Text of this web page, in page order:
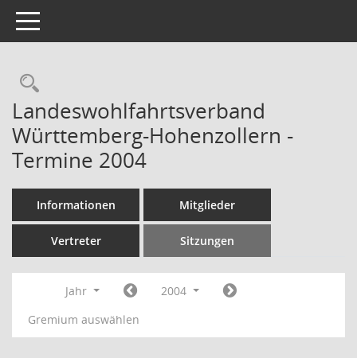
Toggle navigation
Rechercheauswahl
Landeswohlfahrtsverband
Württemberg-Hohenzollern -
Termine 2004
Informationen Mitglieder
Vertreter Sitzungen
Jahr
2004
Gremium auswählen